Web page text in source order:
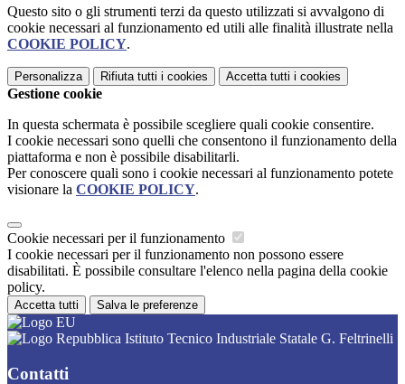
Questo sito o gli strumenti terzi da questo utilizzati si avvalgono di
cookie necessari al funzionamento ed utili alle finalità illustrate nella
COOKIE POLICY.
Personalizza Rifiuta tutti i cookies Accetta tutti i cookies
Gestione cookie
In questa schermata è possibile scegliere quali cookie consentire.
I cookie necessari sono quelli che consentono il funzionamento della
piattaforma e non è possibile disabilitarli.
Per conoscere quali sono i cookie necessari al funzionamento potete
visionare la COOKIE POLICY.
Cookie necessari per il funzionamento
I cookie necessari per il funzionamento non possono essere
disabilitati. È possibile consultare l'elenco nella pagina della cookie
policy.
Accetta tutti Salva le preferenze
Istituto Tecnico Industriale Statale G. Feltrinelli
Contatti